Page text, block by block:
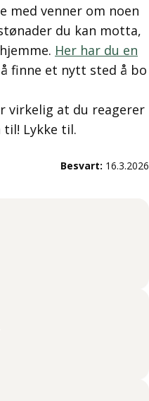
med venner om noen
du kan motta,
Her har du en
finne et nytt sted å bo
virkelig at du reagerer
Lykke til.
Besvart: 16.3.2026